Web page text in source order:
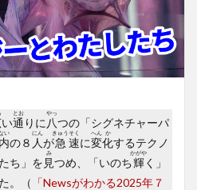
い通
とお
りに 八
やっ
つの「シグネチャーパ
内
い
の８ 人
にん
が急
きゅう
速
そく
に変
へん
化
か
するテクノ
ち」を 見
み
つめ、「いのち輝
かがや
く」
。（ 「Newsがわかる2025年７